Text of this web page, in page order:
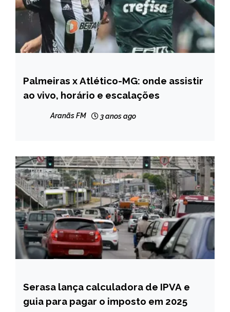
ESPORTES
NOTÍCIAS
Palmeiras x Atlético-MG: onde assistir
ao vivo, horário e escalações
Aranãs FM 3 anos ago
MINAS
GERAIS
Serasa lança calculadora de IPVA e
guia para pagar o imposto em 2025